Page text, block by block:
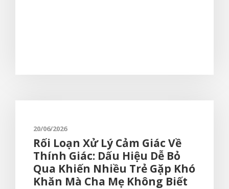
20/06/2026
Rối Loạn Xử Lý Cảm Giác Về
Thính Giác: Dấu Hiệu Dễ Bỏ
Qua Khiến Nhiều Trẻ Gặp Khó
Khăn Mà Cha Mẹ Không Biết